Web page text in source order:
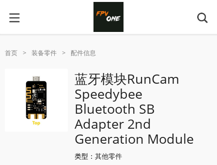
首页 > 装备零件 > 配件信息
蓝牙模块RunCam
Speedybee
Bluetooth SB
Adapter 2nd
Generation Module
类型：其他零件